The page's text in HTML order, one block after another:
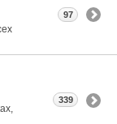
97
339